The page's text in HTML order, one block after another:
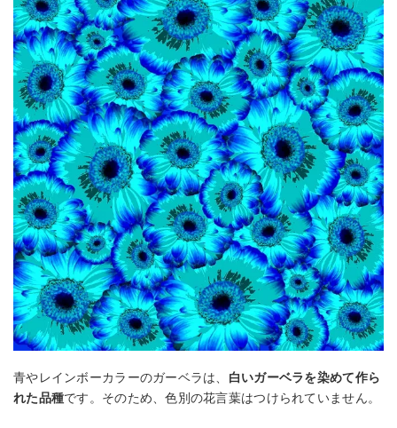
青やレインボーカラーのガーベラは、 白いガーベラを染めて作ら
れた品種です。そのため、色別の花言葉はつけられていません。